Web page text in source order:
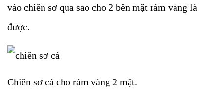
vào chiên sơ qua sao cho 2 bên mặt rám vàng là
được.
Chiên sơ cá cho rám vàng 2 mặt.